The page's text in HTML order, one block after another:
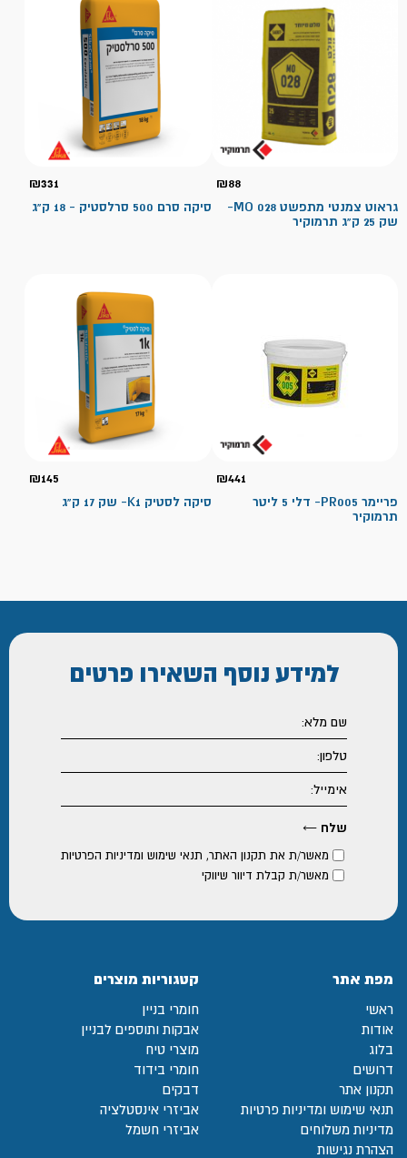
₪88
גראוט צמנטי מתפשט MO 028-
שק 25 ק"ג תרמוקיר
₪331
סיקה סרם 500 סרלסטיק - 18 ק"ג
₪441
פריימר PR005- דלי 5 ליטר
תרמוקיר
₪145
סיקה לסטיק K1- שק 17 ק"ג
למידע נוסף השאירו פרטים
מאשר/ת את תקנון האתר, תנאי שימוש ומדיניות הפרטיות
מאשר/ת קבלת דיוור שיווקי
מפת אתר
ראשי
אודות
בלוג
דרושים
תקנון אתר
תנאי שימוש ומדיניות פרטיות
מדיניות משלוחים
הצהרת נגישות
קטגוריות מוצרים
חומרי בניין
אבקות ותוספים לבניין
מוצרי טיח
חומרי בידוד
דבקים
אביזרי אינסטלציה
אביזרי חשמל